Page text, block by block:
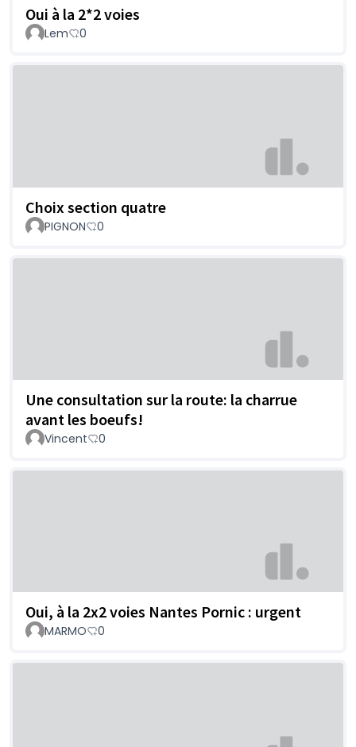
Oui à la 2*2 voies
Lem 0
Choix section quatre
PIGNON 0
Une consultation sur la route: la charrue
avant les boeufs!
Vincent 0
Oui, à la 2x2 voies Nantes Pornic : urgent
MARMO 0